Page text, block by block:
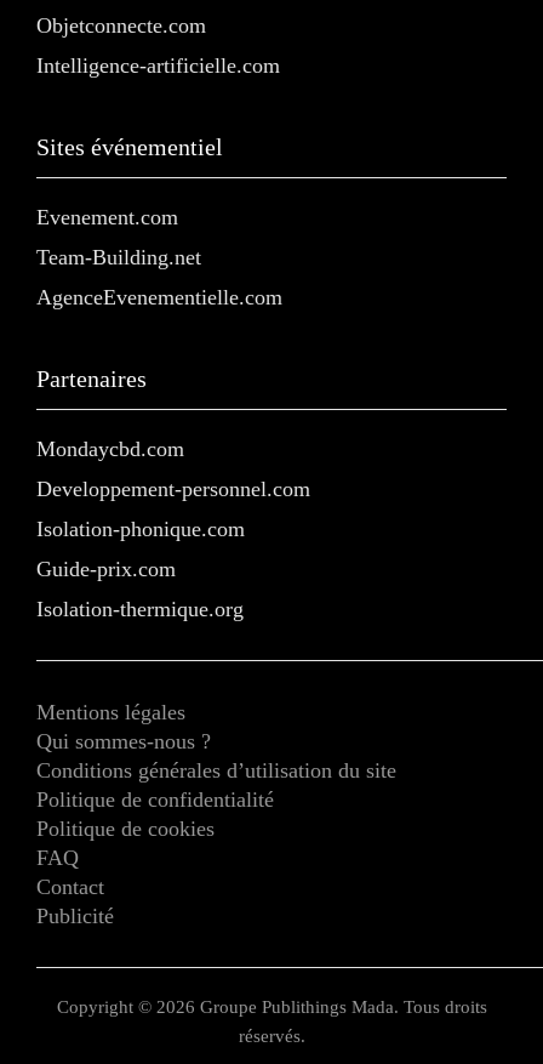
Objetconnecte.com
Intelligence-artificielle.com
Sites événementiel
Evenement.com
Team-Building.net
AgenceEvenementielle.com
Partenaires
Mondaycbd.com
Developpement-personnel.com
Isolation-phonique.com
Guide-prix.com
Isolation-thermique.org
Mentions légales
Qui sommes-nous ?
Conditions générales d’utilisation du site
Politique de confidentialité
Politique de cookies
FAQ
Contact
Publicité
Copyright © 2026 Groupe Publithings Mada. Tous droits
réservés.